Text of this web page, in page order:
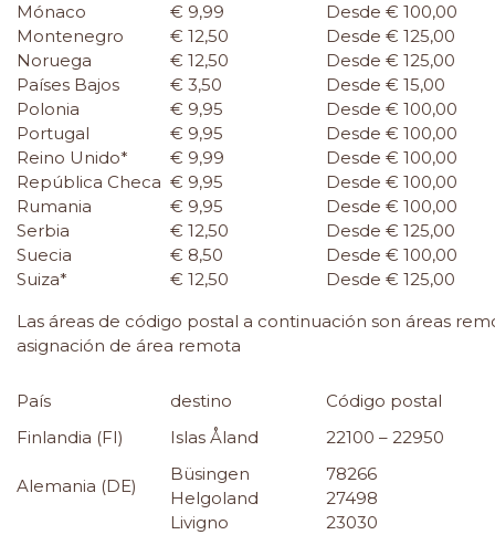
Mónaco
€ 9,99
Desde € 100,00
Montenegro
€ 12,50
Desde € 125,00
Noruega
€ 12,50
Desde € 125,00
Países Bajos
€ 3,50
Desde € 15,00
Polonia
€ 9,95
Desde € 100,00
Portugal
€ 9,95
Desde € 100,00
Reino Unido*
€ 9,99
Desde € 100,00
República Checa € 9,95
Desde € 100,00
Rumania
€ 9,95
Desde € 100,00
Serbia
€ 12,50
Desde € 125,00
Suecia
€ 8,50
Desde € 100,00
Suiza*
€ 12,50
Desde € 125,00
Las áreas de código postal a continuación son áreas
asignación de área remota
País destino
Código postal
Finlandia (FI)
Islas Åland 22100 – 22950
Alemania (DE)
Büsingen
78266
Helgoland
27498
Livigno
23030